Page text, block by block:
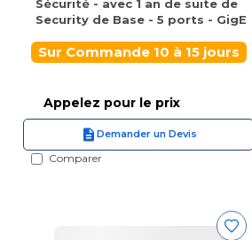
Sécurité - avec 1 an de suite de
Security de Base - 5 ports - GigE
Sur Commande 10 à 15 jours
Appelez pour le prix
Demander un Devis
Comparer